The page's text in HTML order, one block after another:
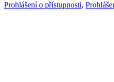
Prohlášení o přístupnosti,